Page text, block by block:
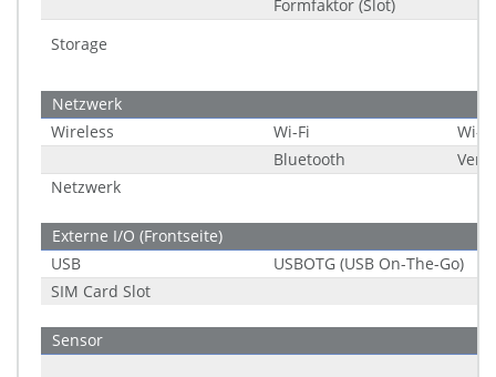
Formfaktor (Slot)
Storage
Netzwerk
Wireless
Wi-Fi
Wi-
Bluetooth
Netzwerk
Externe I/O (Frontseite)
USB
USBOTG (USB On-The-Go)
SIM Card Slot
Sensor